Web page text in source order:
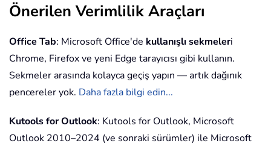
Önerilen Verimlilik Araçları
Office Tab: Microsoft Office'de kullanışlı sekmeleri
Chrome, Firefox ve yeni Edge tarayıcısı gibi kullanın.
Sekmeler arasında kolayca geçiş yapın — artık dağınık
pencereler yok. Daha fazla bilgi edin...
Kutools for Outlook: Kutools for Outlook, Microsoft
Outlook 2010–2024 (ve sonraki sürümler) ile Microsoft